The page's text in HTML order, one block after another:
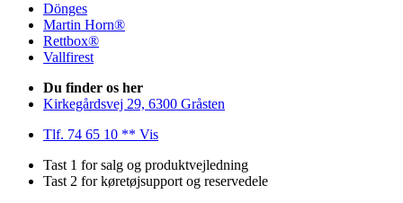
Dönges
Martin Horn®
Rettbox®
Vallfirest
Du finder os her
Kirkegårdsvej 29, 6300 Gråsten
Tlf. 74 65 10 ** Vis
Tast 1 for salg og produktvejledning
Tast 2 for køretøjsupport og reservedele